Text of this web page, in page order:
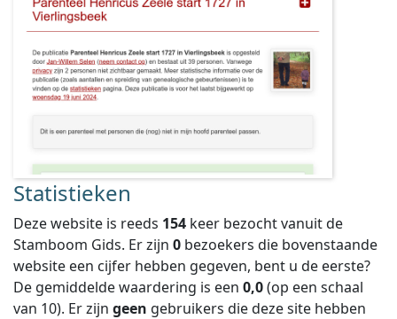
Statistieken
Deze website is reeds 154 keer bezocht vanuit de
Stamboom Gids. Er zijn 0 bezoekers die bovenstaande
website een cijfer hebben gegeven, bent u de eerste?
De gemiddelde waardering is een 0,0(op een schaal
van 10). Er zijn geen gebruikers die deze site hebben